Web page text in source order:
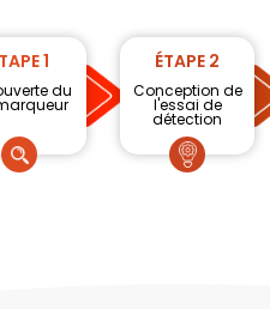
1
du
ÉTAPE 2
Conception de
l'essai de
détection